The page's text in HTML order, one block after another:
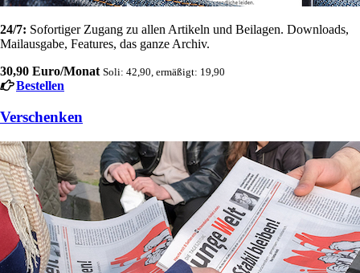
24/7: Sofortiger Zugang zu allen Artikeln und Beilagen. Downloads,
Mailausgabe, Features, das ganze Archiv.
30,90 Euro/Monat Soli: 42,90, ermäßigt: 19,90
Bestellen
Verschenken